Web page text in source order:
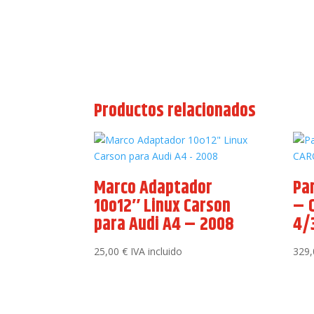
Productos relacionados
Marco Adaptador
10o12″ Linux Carson
para Audi A4 – 2008
25,00€ IVA incluido
–
4/